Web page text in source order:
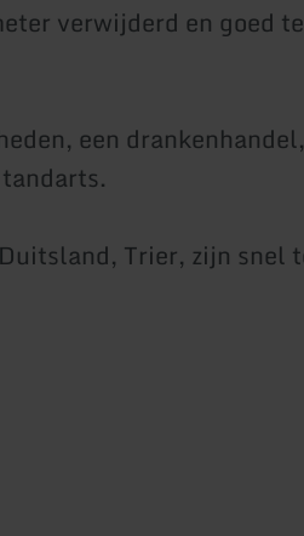
verwijderd en goed
een
Trier, zijn snel